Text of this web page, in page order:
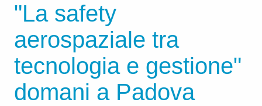
"La safety
aerospaziale tra
tecnologia e gestione"
domani a Padova